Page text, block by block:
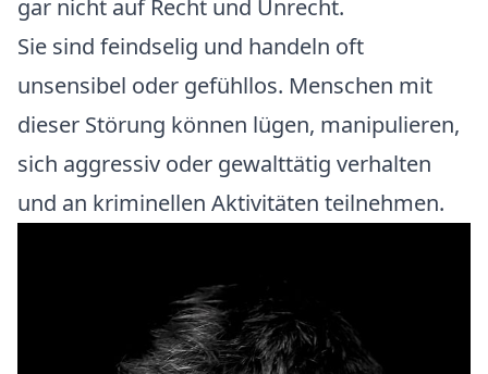
gar nicht auf Recht und Unrecht.
Sie sind feindselig und handeln oft
unsensibel oder gefühllos. Menschen mit
dieser Störung können lügen, manipulieren,
sich aggressiv oder gewalttätig verhalten
und an kriminellen Aktivitäten teilnehmen.